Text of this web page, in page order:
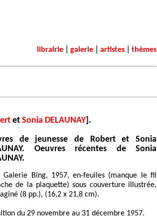
librairie galerie artistes thèmes
et Sonia DELAUNAY].
de jeunesse de Robert et Sonia
Oeuvres récentes de Sonia
Galerie Bing, 1957, en-feuiles (manque le fil
de la plaquette) sous couverture illustrée,
(8 pp.), (16,2 x 21,8 cm).
du 29 novembre au 31 décembre 1957.